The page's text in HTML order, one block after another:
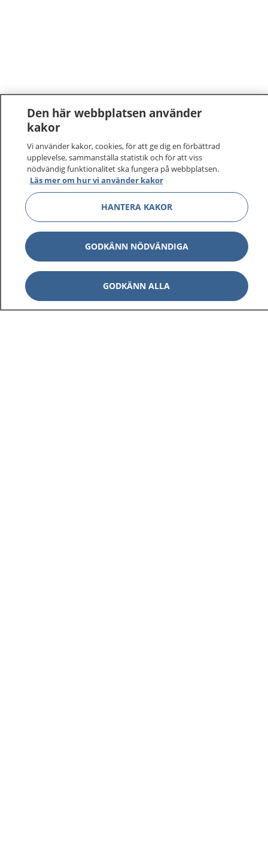
Den här webbplatsen använder
kakor
Vi använder kakor, cookies, för att ge dig en förbättrad
upplevelse, sammanställa statistik och för att viss
nödvändig funktionalitet ska fungera på webbplatsen.
Läs mer om hur vi använder kakor
HANTERA KAKOR
GODKÄNN NÖDVÄNDIGA
GODKÄNN ALLA